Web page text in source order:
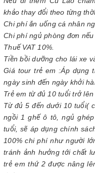
Nếu đi thêm Cù Lao
khảo thay đổi theo từng
Chi phí ăn uống cá nhân
Chi phí ngủ phòng đơn nếu
Thuế VAT 10%.
Tiền bồi dưỡng cho lái xe
Giá tour trẻ em :Áp dụng
ngày sinh đến ngày khởi
Trẻ em từ đủ 10 tuổi trở
Từ đủ 5 đến dưới 10 tuổi(
ngồi 1 ghế ô tô, ngủ
tuổi, sẽ áp dụng chính
100% chi phí như người
tránh ảnh hưởng tới chất
trẻ em thứ 2 được nâng